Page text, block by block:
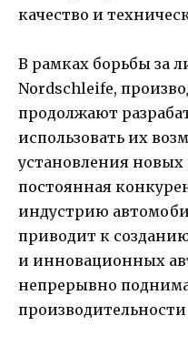
качество и
В рамках борьбы за
Nordschleife,
продолжают
использовать их
установления новых
постоянная
индустрию
приводит к
и инновационных
непрерывно
производительности